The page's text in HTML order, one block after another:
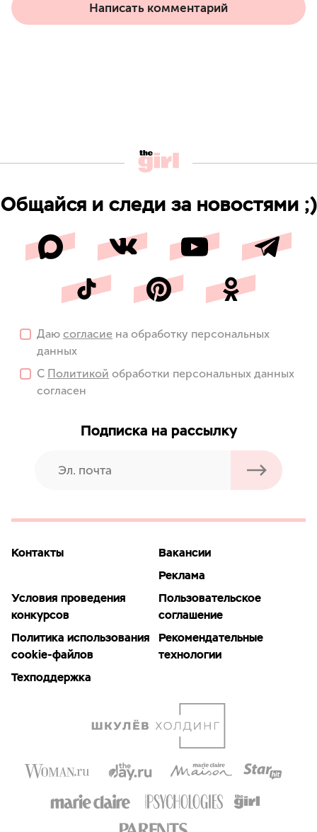
Написать комментарий
Общайся и следи за новостями ;)
Даю согласие на обработку персональных
данных
С Политикой обработки персональных данных
согласен
Подписка на рассылку
Контакты
Вакансии
Реклама
Условия проведения
конкурсов
Пользовательское
соглашение
Политика использования
cookie-файлов
Рекомендательные
технологии
Техподдержка